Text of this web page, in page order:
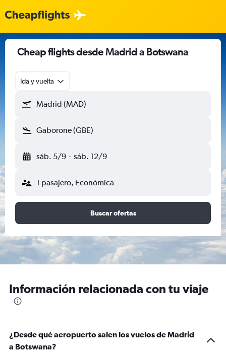
Cheap flights desde Madrid a Botswana
Ida y vuelta
Madrid (MAD)
Gaborone (GBE)
sáb. 5/9 - sáb. 12/9
1 pasajero, Económica
Buscar ofertas
Información relacionada con tu viaje
¿Desde qué aeropuerto salen los vuelos de Madrid
a Botswana?